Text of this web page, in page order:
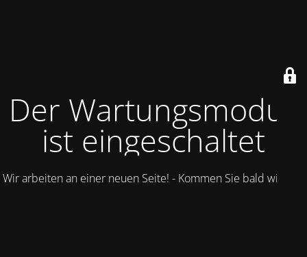
Der Wartungsmodus
ist eingeschaltet
Wir arbeiten an einer neuen Seite! - Kommen Sie bald wieder.